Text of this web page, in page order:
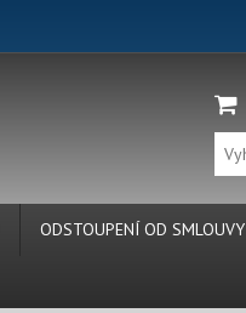
ODSTOUPENÍ OD SMLOUVY